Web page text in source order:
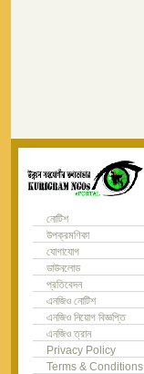
নোটিশ
উপক্রমণিকা
যোগাযোগ
ডাউনলোড
প্রতিবেদন
এনজিও নোটিশ
এনজিও নিয়োগ বিজ্ঞপ্তি
এনজিও ত্রান
Privacy Policy
Terms & Conditions